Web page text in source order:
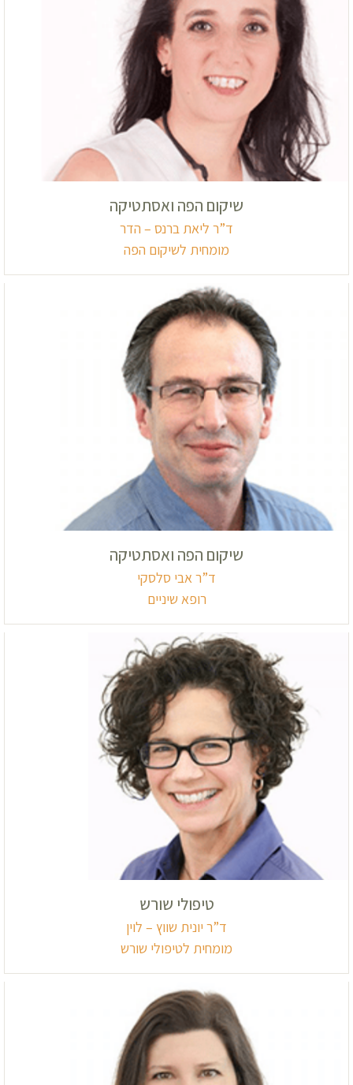
שיקום הפה ואסתטיקה
ד”ר ליאת ברנס – הדר
מומחית לשיקום הפה
שיקום הפה ואסתטיקה
ד”ר אבי סלסקי
רופא שיניים
טיפולי שורש
ד”ר יונית שווץ – לוין
מומחית לטיפולי שורש